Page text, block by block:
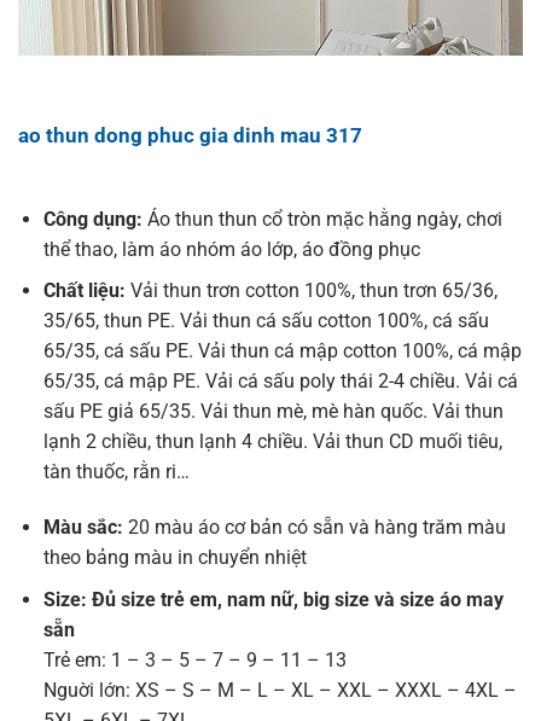
ao thun dong phuc gia dinh mau 317
Công dụng: Áo thun thun cổ tròn mặc hằng ngày, chơi
thể thao, làm áo nhóm áo lớp, áo đồng phục
Chất liệu: Vải thun trơn cotton 100%, thun trơn 65/36,
35/65, thun PE. Vải thun cá sấu cotton 100%, cá sấu
65/35, cá sấu PE. Vải thun cá mập cotton 100%, cá mập
65/35, cá mập PE. Vải cá sấu poly thái 2-4 chiều. Vải cá
sấu PE giả 65/35. Vải thun mè, mè hàn quốc. Vải thun
lạnh 2 chiều, thun lạnh 4 chiều. Vải thun CD muối tiêu,
tàn thuốc, rằn ri…
Màu sắc: 20 màu áo cơ bản có sẵn và hàng trăm màu
theo bảng màu in chuyển nhiệt
Size: Đủ size trẻ em, nam nữ, big size và size áo may
sẵn
Trẻ em: 1 – 3 – 5 – 7 – 9 – 11 – 13
Nguời lớn: XS – S – M – L – XL – XXL – XXXL – 4XL –